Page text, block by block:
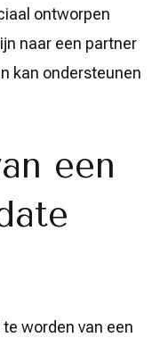
ontworpen
naar een partner
kan ondersteunen
een
te worden van een